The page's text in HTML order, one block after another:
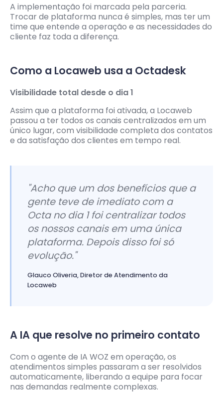
A implementação foi marcada pela parceria.
Trocar de plataforma nunca é simples, mas ter um
time que entende a operação e as necessidades do
cliente faz toda a diferença.
Como a Locaweb usa a Octadesk
Visibilidade total desde o dia 1
Assim que a plataforma foi ativada, a Locaweb
passou a ter todos os canais centralizados em um
único lugar, com visibilidade completa dos contatos
e da satisfação dos clientes em tempo real.
"Acho que um dos benefícios que a
gente teve de imediato com a
Octa no dia 1 foi centralizar todos
os nossos canais em uma única
plataforma. Depois disso foi só
evolução."
Glauco Oliveria, Diretor de Atendimento da
Locaweb
A IA que resolve no primeiro contato
Com o agente de IA WOZ em operação, os
atendimentos simples passaram a ser resolvidos
automaticamente, liberando a equipe para focar
nas demandas realmente complexas.